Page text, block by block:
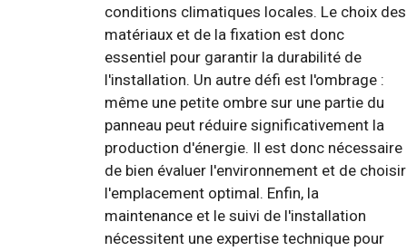
conditions climatiques locales. Le choix des
matériaux et de la fixation est donc
essentiel pour garantir la durabilité de
l'installation. Un autre défi est l'ombrage :
même une petite ombre sur une partie du
panneau peut réduire significativement la
production d'énergie. Il est donc nécessaire
de bien évaluer l'environnement et de choisir
l'emplacement optimal. Enfin, la
maintenance et le suivi de l'installation
nécessitent une expertise technique pour